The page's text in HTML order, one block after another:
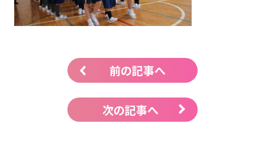
前の記事へ
次の記事へ